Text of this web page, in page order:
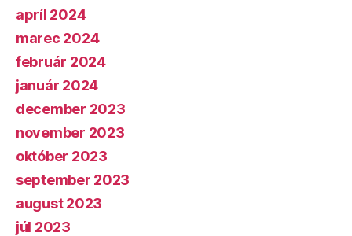
apríl 2024
marec 2024
február 2024
január 2024
december 2023
november 2023
október 2023
september 2023
august 2023
júl 2023